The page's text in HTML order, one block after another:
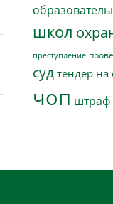
школ
преступление
суд тендер на
чоп штраф